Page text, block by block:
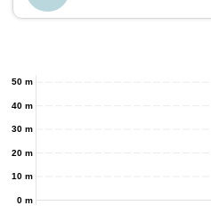
0 m
10 m
20 m
30 m
40 m
50 m